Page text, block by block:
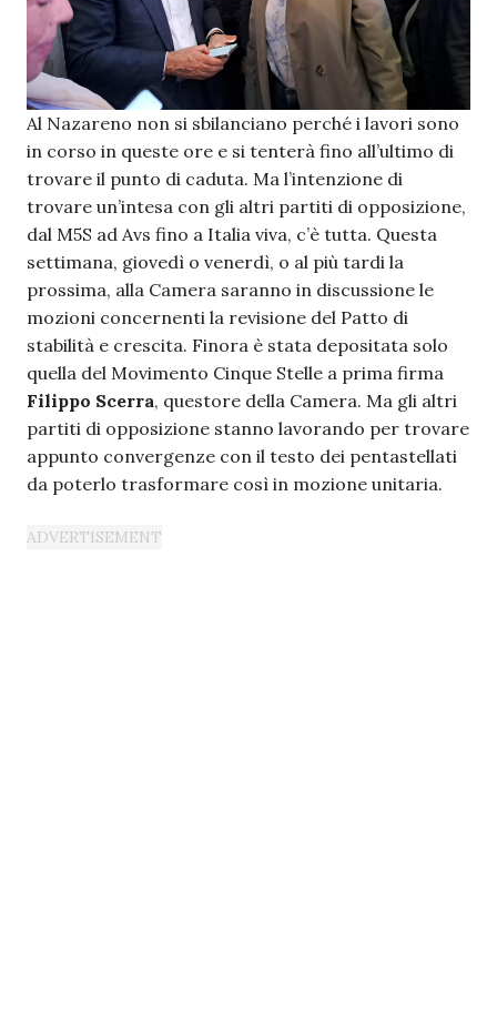
Al Nazareno non si sbilanciano perché i lavori sono
in corso in queste ore e si tenterà fino all’ultimo di
trovare il punto di caduta. Ma l’intenzione di
trovare un’intesa con gli altri partiti di opposizione,
dal M5S ad Avs fino a Italia viva, c’è tutta. Questa
settimana, giovedì o venerdì, o al più tardi la
prossima, alla Camera saranno in discussione le
mozioni concernenti la revisione del Patto di
stabilità e crescita. Finora è stata depositata solo
quella del Movimento Cinque Stelle a prima firma
Filippo Scerra, questore della Camera. Ma gli altri
partiti di opposizione stanno lavorando per trovare
appunto convergenze con il testo dei pentastellati
da poterlo trasformare così in mozione unitaria.